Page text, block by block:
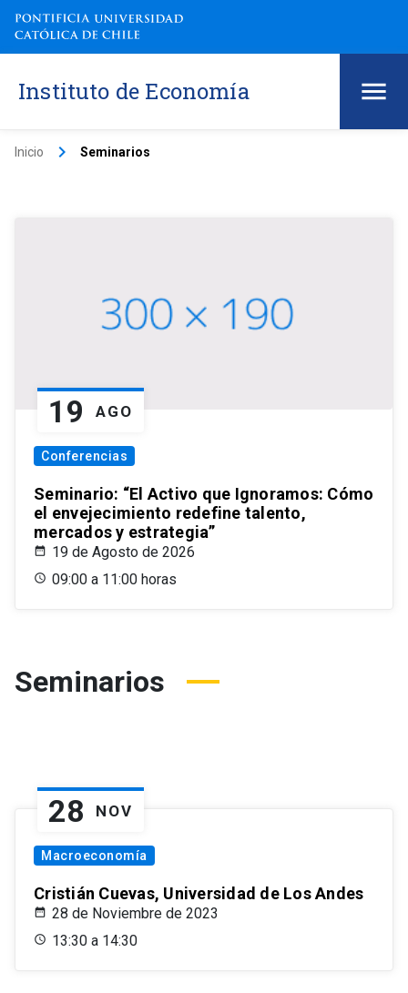
Instituto de Economía
Inicio keyboard_arrow_right Seminarios
19 AGO
Conferencias
Seminario: “El Activo que Ignoramos: Cómo
el envejecimiento redefine talento,
mercados y estrategia”
19 de Agosto de 2026
09:00 a 11:00 horas
Seminarios
28 NOV
Macroeconomía
Cristián Cuevas, Universidad de Los Andes
28 de Noviembre de 2023
13:30 a 14:30